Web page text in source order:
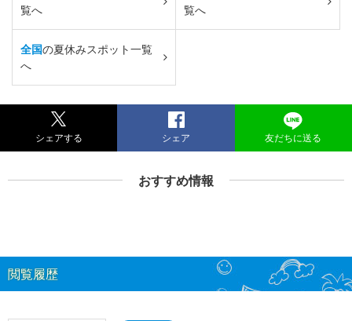
覧へ
覧へ
全国の夏休みスポット一覧
へ
シェアする シェア 友だちに送る
おすすめ情報
閲覧履歴